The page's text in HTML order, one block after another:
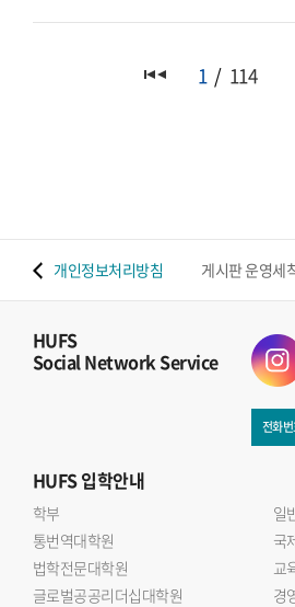
1 114
개인정보처리방침 게시판 운영세
HUFS
Social Network Service
전화
HUFS입학안내
학부
일
통번역대학원
국
법학전문대학원
교
글로벌공공리더십대학원
경